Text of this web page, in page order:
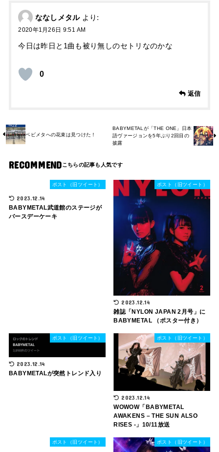
ななしメタル より:
2020年1月26日 9:51 AM
今日は昨日と1曲も被り無しのセトリなのかな
0
返信
ベビメタへの花束は見つけた！
BABYMETALが「THE ONE」日本
語ヴァージョンを5年ぶり2回目の
披露
RECOMMEND
ポスト（旧ツイート）
2023.12.14
BABYMETAL武道館のステージが
バースデーケーキ
ポスト（旧ツイート）
2023.12.14
雑誌「NYLON JAPAN 2月号」に
BABYMETAL （ポスター付き）
ポスト（旧ツイート）
2023.12.14
BABYMETALが突然トレンド入り
ポスト（旧ツイート）
2023.12.14
WOWOW「BABYMETAL
AWAKENS – THE SUN ALSO
RISES -」10/11放送
ポスト（旧ツイート） ポスト（旧ツイート）